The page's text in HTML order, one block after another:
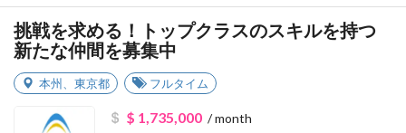
挑戦を求める！トップクラスのスキルを持つ
新たな仲間を募集中
本州 東京都 フルタイム
$ 1,735,000/ month